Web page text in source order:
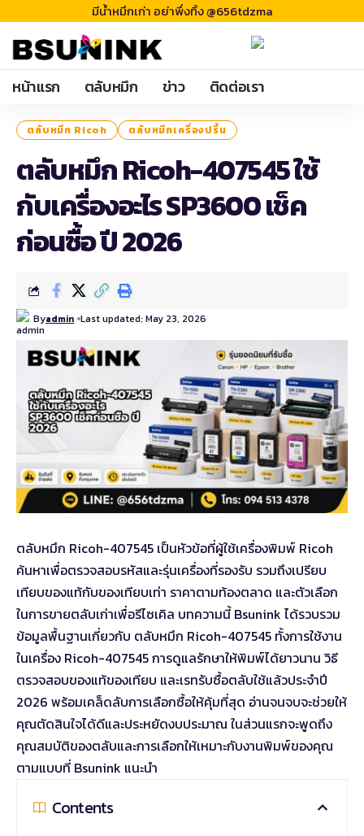
มีน้ำหมึกเก่า อย่าพึ่งทิ้ง @656tdzma
หน้าแรก ตลับหมึก ข่าว ติดต่อเรา
ตลับหมึก Ricoh ตลับหมึกเครื่องปริ้น
ตลับหมึก Ricoh-407545 ใช้
กับเครื่องอะไร SP3600 เช็ค
ก่อนซื้อ ปี 2026
Byadmin Last updated: May 23, 2026
ตลับหมึก Ricoh-407545 เป็นหัวข้อที่ผู้ใช้เครื่องพิมพ์ Ricoh
ค้นหาเพื่อตรวจสอบรหัสและรุ่นเครื่องที่รองรับ รวมถึงเปรียบ
เทียบของแท้กับของเทียบเท่า ราคาตามท้องตลาด และตัวเลือก
ในการขายตลับเก่าเพื่อรีไซเคิล บทความนี้ Bsunink ได้รวบรวม
ข้อมูลพื้นฐานเกี่ยวกับ ตลับหมึก Ricoh-407545 ทั้งการใช้งาน
ในเครื่อง Ricoh-407545 การดูแลรักษาให้พิมพ์ได้ยาวนาน วิธี
ตรวจสอบของแท้ของเทียบ และเรทรับซื้อตลับใช้แล้วประจำปี
2026 พร้อมเคล็ดลับการเลือกซื้อให้คุ้มที่สุด อ่านจนจบจะช่วยให้
คุณตัดสินใจได้ดีและประหยัดงบประมาณ ในส่วนแรกจะพูดถึง
คุณสมบัติของตลับและการเลือกให้เหมาะกับงานพิมพ์ของคุณ
ตามแบบที่ Bsunink แนะนำ
Contents